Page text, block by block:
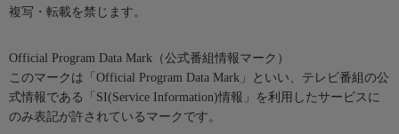
複写・転載を禁じます。
Official Program Data Mark（公式番組情報マーク）
このマークは「Official Program Data Mark」といい、テレビ番組の公
式情報である「SI(Service Information)情報」を利用したサービスに
のみ表記が許されているマークです。